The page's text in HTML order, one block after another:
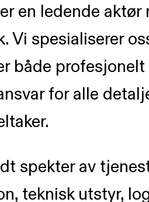
en ledende aktør
Vi spesialiserer
både
for alle
spekter av
teknisk utstyr,